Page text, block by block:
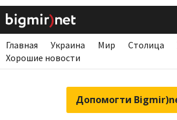
Главная Украина Мир Столица
Хорошие новости
Допомогти